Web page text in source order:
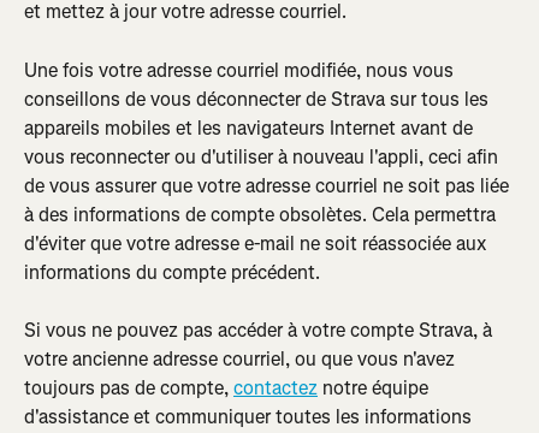
et mettez à jour votre adresse courriel.
Une fois votre adresse courriel modifiée, nous vous
conseillons de vous déconnecter de Strava sur tous les
appareils mobiles et les navigateurs Internet avant de
vous reconnecter ou d'utiliser à nouveau l'appli, ceci afin
de vous assurer que votre adresse courriel ne soit pas liée
à des informations de compte obsolètes. Cela permettra
d'éviter que votre adresse e-mail ne soit réassociée aux
informations du compte précédent.
Si vous ne pouvez pas accéder à votre compte Strava, à
votre ancienne adresse courriel, ou que vous n'avez
toujours pas de compte, contactez notre équipe
d'assistance et communiquer toutes les informations